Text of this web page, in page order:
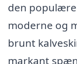
den populære
moderne og
brunt
markant